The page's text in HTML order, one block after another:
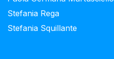
Stefania Rega
Stefania Squillante